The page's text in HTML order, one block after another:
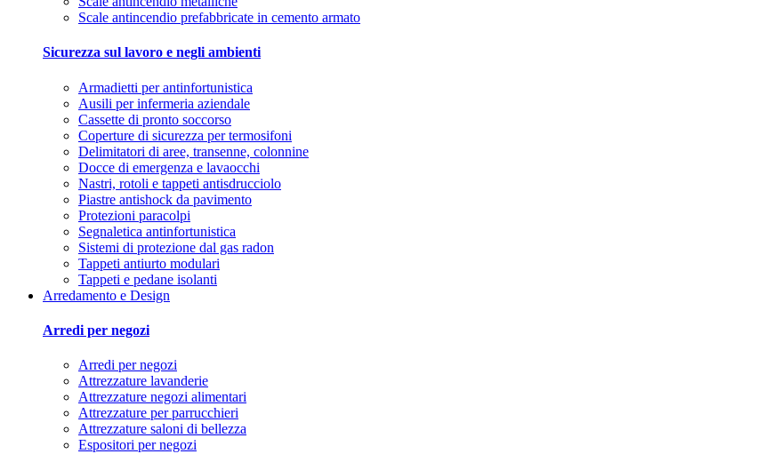
Scale antincendio prefabbricate in cemento armato
Sicurezza sul lavoro e negli ambienti
Armadietti per antinfortunistica
Ausili per infermeria aziendale
Cassette di pronto soccorso
Coperture di sicurezza per termosifoni
Delimitatori di aree, transenne, colonnine
Docce di emergenza e lavaocchi
Nastri, rotoli e tappeti antisdrucciolo
Piastre antishock da pavimento
Protezioni paracolpi
Segnaletica antinfortunistica
Sistemi di protezione dal gas radon
Tappeti antiurto modulari
Tappeti e pedane isolanti
Arredamento e Design
Arredi per negozi
Arredi per negozi
Attrezzature lavanderie
Attrezzature negozi alimentari
Attrezzature per parrucchieri
Attrezzature saloni di bellezza
Espositori per negozi